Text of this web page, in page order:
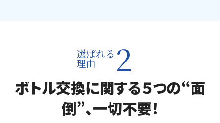
選ばれる
理由 2
ボトル交換に関する５つの“面
倒”、一切不要！